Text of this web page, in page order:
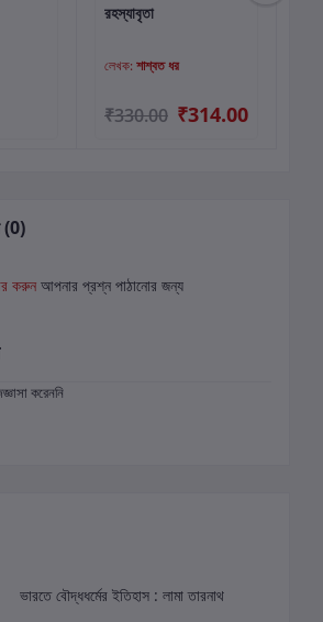
কার্টে যোগ করুন
রহস্যাবৃতা
লেখক: শাশ্বত ধর
₹330.00 ₹314.00
(0)
করুন আপনার প্রশ্ন পাঠানোর জন্য
করেননি
ভারতে বৌদ্ধধর্মের ইতিহাস : লামা তারনাথ